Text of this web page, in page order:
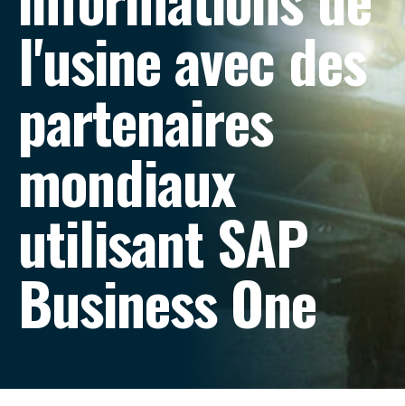
l'usine avec des
partenaires
mondiaux
utilisant SAP
Business One